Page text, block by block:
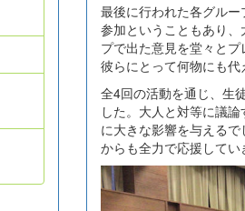
最後に行われた各グル
参加ということもあり
プで出た意見を堂々とプ
彼らにとって何物にも代
全4回の活動を通じ、生
した。大人と対等に議
に大きな影響を与える
からも全力で応援してい